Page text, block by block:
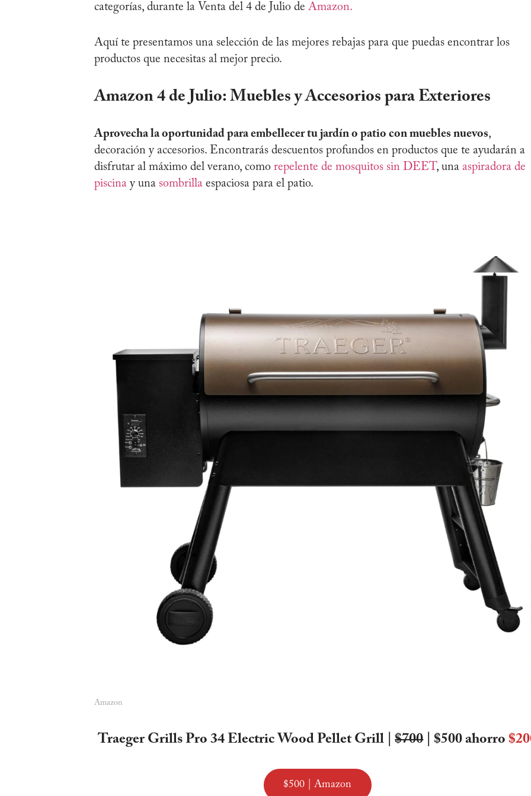
categorías, durante la Venta del 4 de Julio de Amazon.
Aquí te presentamos una selección de las mejores rebajas para que puedas encontrar los
productos que necesitas al mejor precio.
Amazon 4 de Julio: Muebles y Accesorios para Exteriores
Aprovecha la oportunidad para embellecer tu jardín o patio con muebles nuevos,
decoración y accesorios. Encontrarás descuentos profundos en productos que te ayudarán a
disfrutar al máximo del verano, como repelente de mosquitos sin DEET, una aspiradora de
piscina y una sombrilla espaciosa para el patio.
Amazon
Traeger Grills Pro 34 Electric Wood Pellet Grill |$700| $500 ahorro
$500 | Amazon